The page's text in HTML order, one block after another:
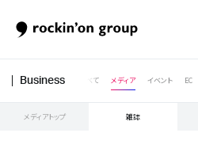
Business すべて メディア イベント EC
メディアトップ 雑誌